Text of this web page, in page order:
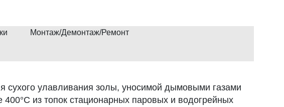
Монтаж/Демонтаж/Ремонт
сухого улавливания золы, уносимой дымовыми газами
из топок стационарных паровых и водогрейных